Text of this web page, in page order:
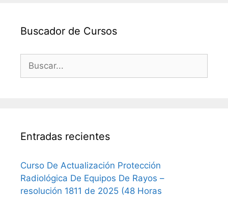
Buscador de Cursos
Buscar:
Entradas recientes
Curso De Actualización Protección
Radiológica De Equipos De Rayos –
resolución 1811 de 2025 (48 Horas